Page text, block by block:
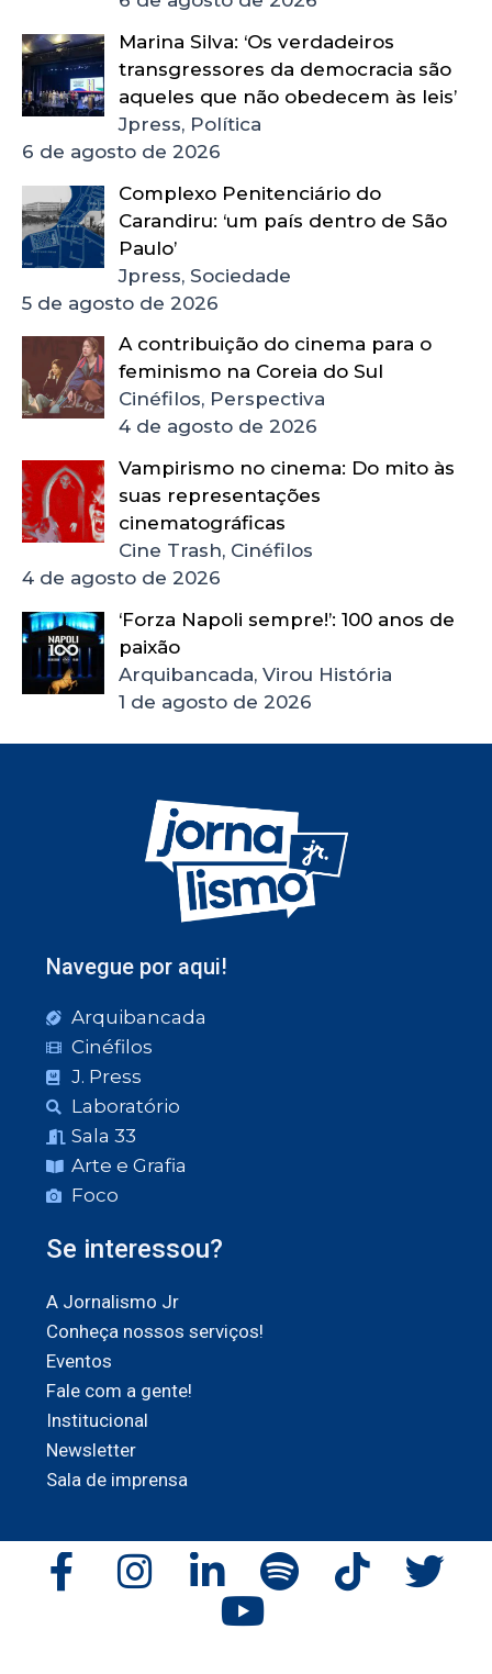
Marina Silva: ‘Os verdadeiros
transgressores da democracia são
aqueles que não obedecem às leis’
Jpress, Política
6 de agosto de 2026
Complexo Penitenciário do
Carandiru: ‘um país dentro de São
Paulo’
Jpress, Sociedade
5 de agosto de 2026
A contribuição do cinema para o
feminismo na Coreia do Sul
Cinéfilos, Perspectiva
4 de agosto de 2026
Vampirismo no cinema: Do mito às
suas representações
cinematográficas
Cine Trash, Cinéfilos
4 de agosto de 2026
‘Forza Napoli sempre!’: 100 anos de
paixão
Arquibancada, Virou História
1 de agosto de 2026
Navegue por aqui!
Arquibancada
Cinéfilos
J. Press
Laboratório
Sala 33
Arte e Grafia
Foco
Se interessou?
A Jornalismo Jr
Conheça nossos serviços!
Eventos
Fale com a gente!
Institucional
Newsletter
Sala de imprensa